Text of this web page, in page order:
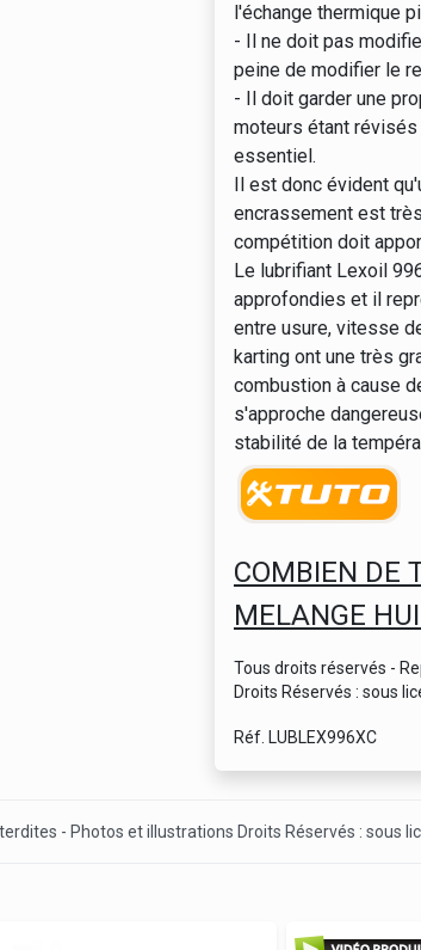
l'échange thermique
- Il ne doit pas
peine de modifier le
- Il doit garder une
moteurs étant
essentiel.
Il est donc évident
encrassement est
compétition doit
Le lubrifiant Lexoil
approfondies et il
entre usure, vitesse
karting ont une très
combustion à cause
s'approche
stabilité de la
COMBIEN DE
MELANGE
Tous droits réservés -
Droits Réservés : sous
Réf. LUBLEX996XC
- Photos et illustrations Droits Réservés : sous